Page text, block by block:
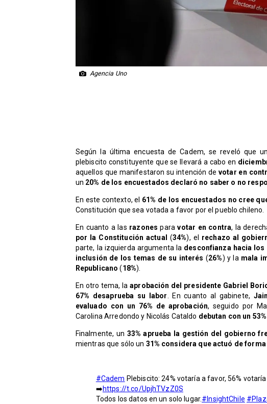
Agencia Uno
Según la última encuesta de Cadem, se reveló que un
plebiscito constituyente que se llevará a cabo en
aquellos que manifestaron su intención de votar en
un 20% de los encuestados declaró no saber o no
En este contexto, el 61% de los encuestados no cree
Constitución que sea votada a favor por el pueblo chileno.
En cuanto a las razones para votar en contra, la
por la Constitución actual (34%), el rechazo al
parte, la izquierda argumenta la desconfianza hacia
inclusión de los temas de su interés (26%) y la mala
Republicano(18%).
En otro tema, la aprobación del presidente Gabriel
67% desaprueba su labor . En cuanto al gabinete,
evaluado con un 76% de aprobación, seguido por
Carolina Arredondo y Nicolás Cataldo debutan con un
Finalmente, un 33% aprueba la gestión del gobierno
mientras que sólo un 31% considera que actuó de
#Cadem Plebiscito: 24% votaría a favor, 56%
➡️https://t.co/UpjhTVzZ0S
Todos los datos en un solo lugar.#InsightChile